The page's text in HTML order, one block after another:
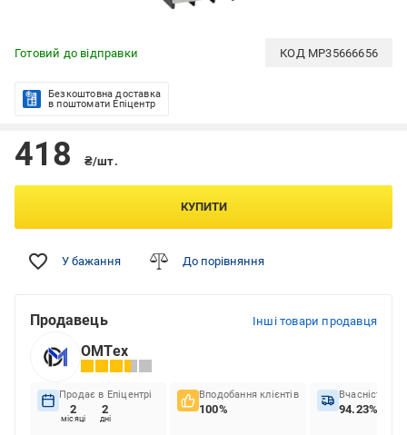
Готовий до відправки КОД MP35666656
Безкоштовна доставка
в поштомати Епіцентр
418 ₴/шт.
КУПИТИ
У бажання До порівняння
Продавець Інші товари продавця
ОМТех
Продає в Епіцентрі
2
місяці
2
дні
Вподобання клієнтів
100%
Вчасність
94.23%